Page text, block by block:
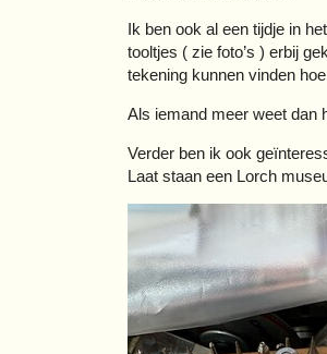
Ik ben ook al een tijdje in
tooltjes ( zie foto’s ) erbij
tekening kunnen vinden
Als iemand meer weet dan
Verder ben ik ook
Laat staan een Lorch